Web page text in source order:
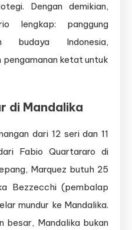
Dengan demikian,
lengkap: panggung
budaya Indonesia,
pengamanan ketat untuk
di Mandalika
dari 12 seri dan 11
Fabio Quartararo di
Marquez butuh 25
Bezzecchi (pembalap
mundur ke Mandalika.
besar, Mandalika bukan